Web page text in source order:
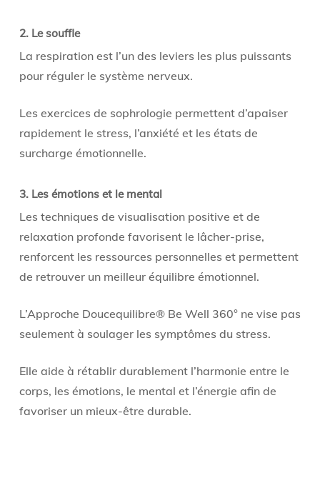
2. Le souffle
La respiration est l’un des leviers les plus puissants
pour réguler le système nerveux.
Les exercices de sophrologie permettent d’apaiser
rapidement le stress, l’anxiété et les états de
surcharge émotionnelle.
3. Les émotions et le mental
Les techniques de visualisation positive et de
relaxation profonde favorisent le lâcher-prise,
renforcent les ressources personnelles et permettent
de retrouver un meilleur équilibre émotionnel.
L’Approche Doucequilibre® Be Well 360° ne vise pas
seulement à soulager les symptômes du stress.
Elle aide à rétablir durablement l’harmonie entre le
corps, les émotions, le mental et l’énergie afin de
favoriser un mieux-être durable.